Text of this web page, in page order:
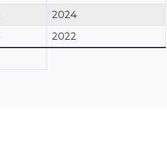
2024
2022